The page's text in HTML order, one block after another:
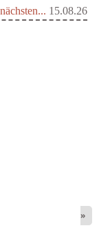
15.08.26
»